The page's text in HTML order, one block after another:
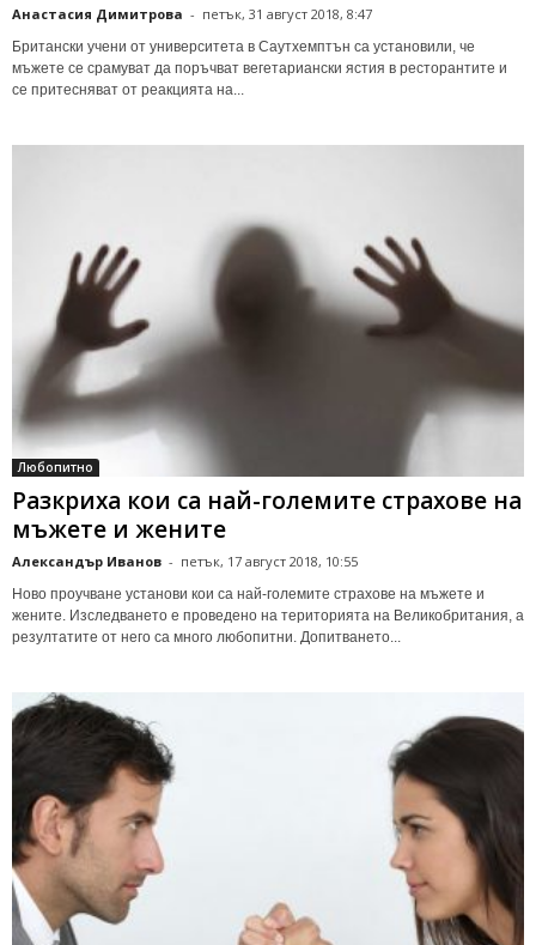
Анастасия Димитрова - петък, 31 август 2018, 8:47
Британски учени от университета в Саутхемптън са установили, че
мъжете се срамуват да поръчват вегетариански ястия в ресторантите и
се притесняват от реакцията на...
Любопитно
Разкриха кои са най-големите страхове на
мъжете и жените
Александър Иванов - петък, 17 август 2018, 10:55
Ново проучване установи кои са най-големите страхове на мъжете и
жените. Изследването е проведено на територията на Великобритания, а
резултатите от него са много любопитни. Допитването...